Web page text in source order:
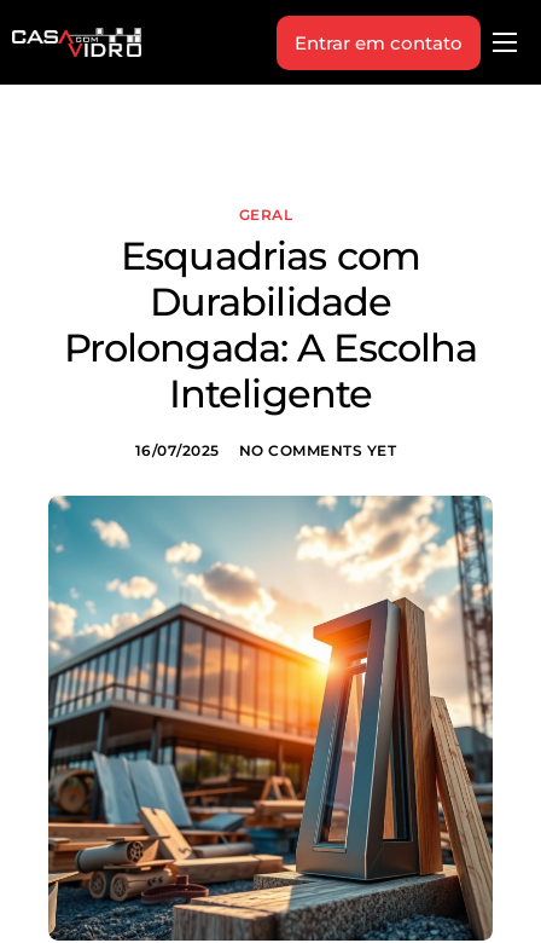
Produtos
Sobre Nós
Entrar em contato
GERAL
Esquadrias com
Durabilidade
Prolongada: A Escolha
Inteligente
16/07/2025 NO COMMENTS YET